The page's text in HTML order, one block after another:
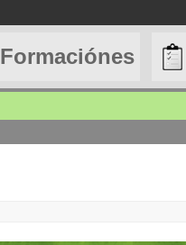
Formaciónes